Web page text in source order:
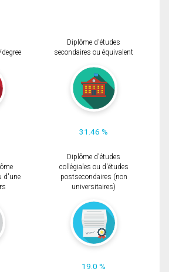
Diplôme d'études
secondaires ou équivalent
31.46 %
d'une
Diplôme d'études
collégiales ou d'études
postsecondaires (non
universitaires)
19.0 %